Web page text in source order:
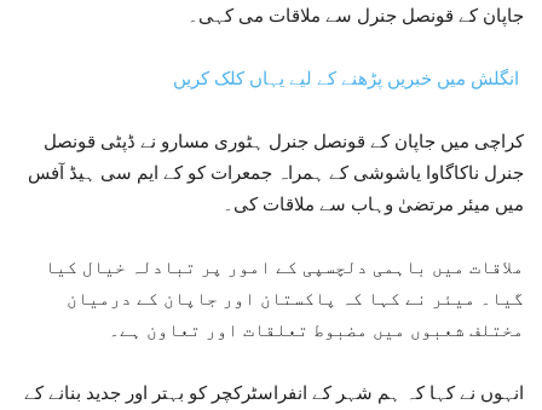
جاپان کے قونصل جنرل سے ملاقات می کہی۔
کراچی میں جاپان کے قونصل جنرل ہٹوری مسارو نے ڈپٹی قونصل
جنرل ناکاگاوا یاشوشی کے ہمراہ جمعرات کو کے ایم سی ہیڈ آفس
میں میئر مرتضیٰ وہاب سے ملاقات کی۔
ملاقات میں باہمی دلچسپی کے امور پر تبادلہ خیال کیا
گیا۔ میئر نے کہا کہ پاکستان اور جاپان کے درمیان
مختلف شعبوں میں مضبوط تعلقات اور تعاون ہے۔
انہوں نے کہا کہ ہم شہر کے انفراسٹرکچر کو بہتر اور جدید بنانے کے